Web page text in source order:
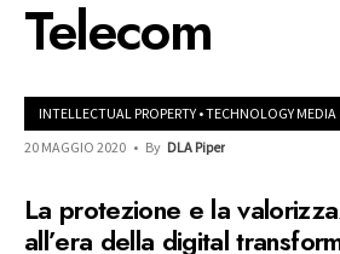
Telecom
INTELLECTUAL PROPERTY •TECHNOLOGY MEDIA
20 MAGGIO 2020 • By DLA Piper
La protezione e la
all’era della digital